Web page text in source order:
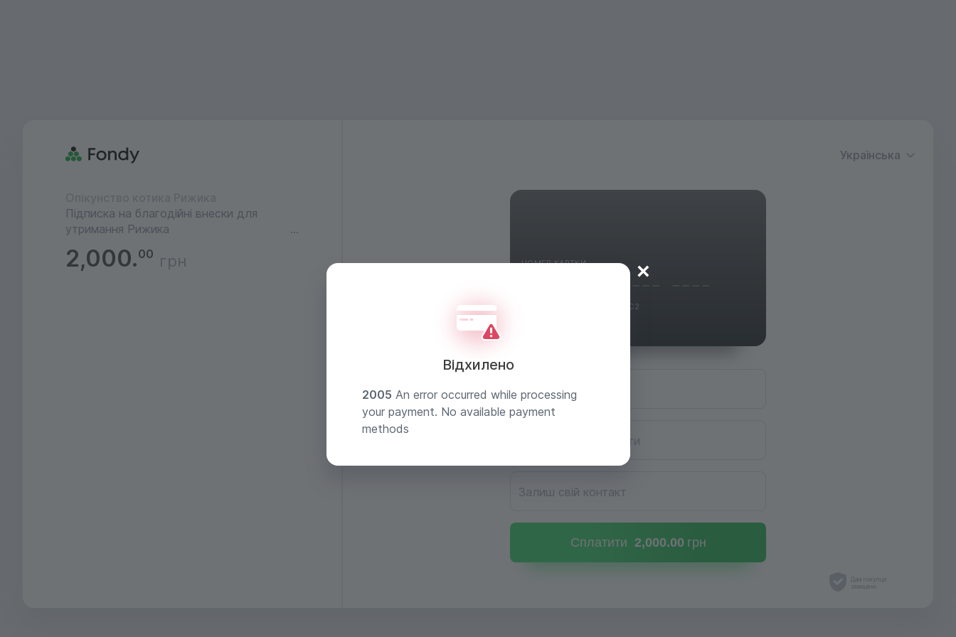
Українська
Підписка на благодійні внески для
утримання Рижика
2,000.00 грн НОМЕР КАРТКИ
CVV2/CVC2
Електронна пошта
Напиши як тебе звати
Залиш свій контакт
Сплатити 2,000.00 грн
Дані покупця
захищено
Відхилено
×
2005 An error occurred while processing
your payment. No available payment
methods